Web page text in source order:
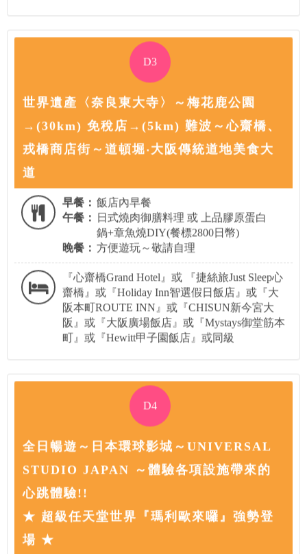
D3
世界遺產〈奈良東大寺〉～梅花鹿公園
→(30km) 免稅店→(5km) 難波～心齋橋、
戎橋商店街～道頓堀‧大阪傳統道地美食大
道
早餐： 飯店內早餐
午餐： 日式燒肉御膳料理 或 上品膠原蛋白
鍋+章魚燒DIY(餐標2800日幣)
晚餐： 方便遊玩～敬請自理
『心齋橋Grand Hotel』或 『捷絲旅Just Sleep心
齋橋』或『Holiday Inn智選假日飯店』或『大
阪本町ROUTE INN』或『CHISUN新今宮大
阪』或『大阪廣場飯店』或『Mystays御堂筋本
町』或『Hewitt甲子園飯店』或同級
D4
全日暢遊～日本環球影城～UNIVERSAL
STUDIO JAPAN ～體驗各項設施帶來的
心跳體驗!!
★ 超級任天堂世界『瑪利歐來囉』強勢登
場 ★